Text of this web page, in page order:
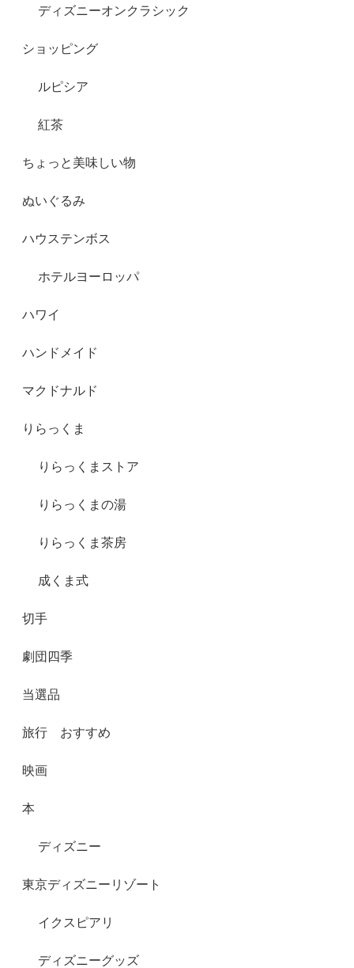
ディズニーオンクラシック
ショッピング
ルピシア
紅茶
ちょっと美味しい物
ぬいぐるみ
ハウステンボス
ホテルヨーロッパ
ハワイ
ハンドメイド
マクドナルド
りらっくま
りらっくまストア
りらっくまの湯
りらっくま茶房
成くま式
切手
劇団四季
当選品
旅行 おすすめ
映画
本
ディズニー
東京ディズニーリゾート
イクスピアリ
ディズニーグッズ